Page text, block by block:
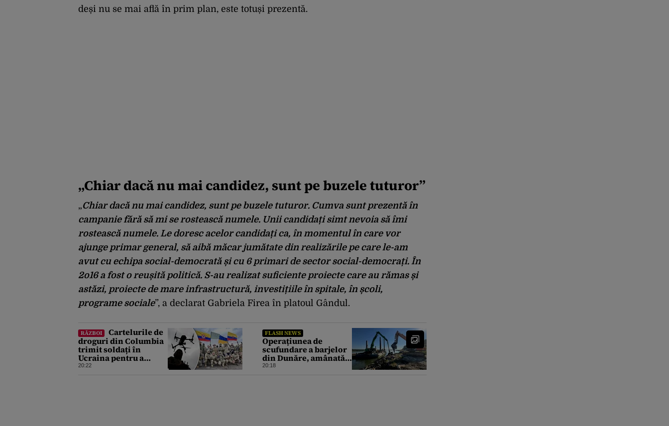
deși nu se mai află în prim plan, este totuși prezentă.
„Chiar dacă nu mai candidez, sunt pe buzele tuturor”
„Chiar dacă nu mai candidez, sunt pe buzele tuturor. Cumva sunt prezentă în
campanie fără să mi se rostească numele. Unii candidați simt nevoia să îmi
rostească numele. Le doresc acelor candidați ca, în momentul în care vor
ajunge primar general, să aibă măcar jumătate din realizările pe care le-am
avut cu echipa social-democrată și cu 6 primari de sector social-democrați. În
2o16 a fost o reușită politică. S-au realizat suficiente proiecte care au rămas și
astăzi, proiecte de mare infrastructură, investițiile în spitale, în școli,
programe sociale”, a declarat Gabriela Firea în platoul Gândul.
RĂZBOI
Cartelurile de
droguri din Columbia
trimit soldați în
Ucraina pentru a
dobândi experiență în
20:22
FLASH NEWS
Operațiunea de
scufundare a barjelor
din Dunăre, amânată
din nou. Ce au anunțat
20:18